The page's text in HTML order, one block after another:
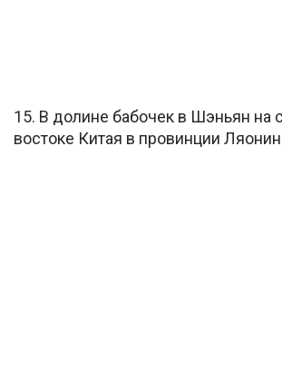
15. В долине бабочек в Шэньян на
востоке Китая в провинции